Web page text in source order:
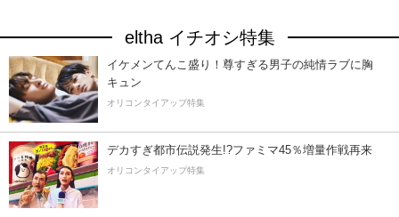
eltha イチオシ特集
イケメンてんこ盛り！尊すぎる男子の純情ラブに胸
キュン
オリコンタイアップ特集
デカすぎ都市伝説発生!?ファミマ45％増量作戦再来
オリコンタイアップ特集